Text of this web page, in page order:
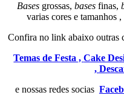
Bases grossas,bases finas,
varias cores e tamanhos
Confira no link abaixo outras
Temas de Festa ,Cake
,
e nossas redes socias